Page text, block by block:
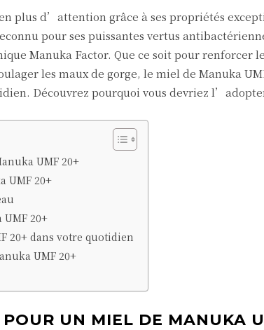
plus d’attention grâce à ses propriétés
pour ses puissantes vertus
Manuka Factor. Que ce soit pour renforcer
les maux de gorge, le miel de Manuka
Découvrez pourquoi vous devriez
UMF 20+
UMF 20+
20+
20+ dans votre quotidien
UMF 20+
POUR UN MIEL DE MANUKA